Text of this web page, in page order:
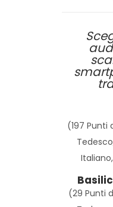
(197 Punti
(29 Punti